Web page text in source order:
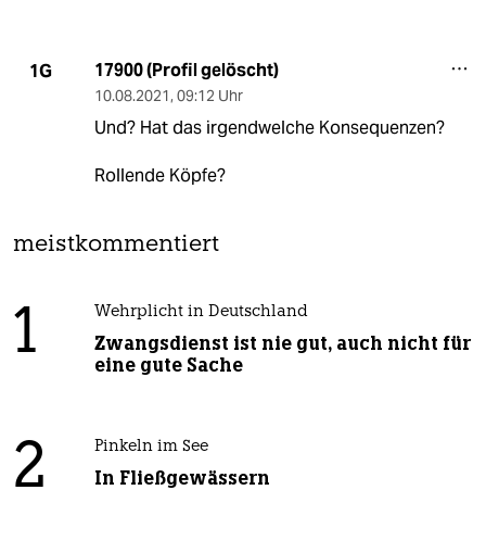
1G 17900 (Profil gelöscht)
10.08.2021, 09:12 Uhr
Und? Hat das irgendwelche Konsequenzen?
Rollende Köpfe?
meistkommentiert
1 Wehrplicht in Deutschland
Zwangsdienst ist nie gut, auch nicht für
eine gute Sache
2 Pinkeln im See
In Fließgewässern